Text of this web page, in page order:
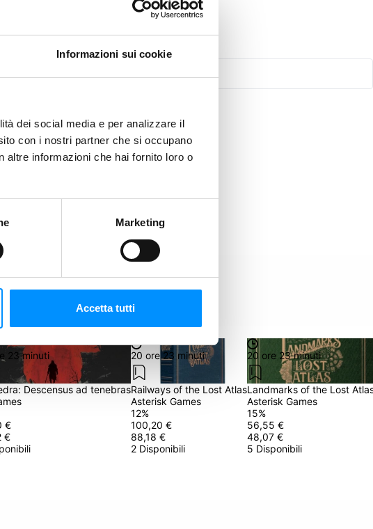
Informazioni sui cookie
dei social media e per analizzare il
con i nostri partner che si occupano
altre informazioni che hai fornito loro o
Marketing
Accetta tutti
23 minuti
Descensus ad tenebras
€
€
20 ore 23 minuti
Railways of the Lost Atlas
Asterisk Games
12%
100,20 €
88,18 €
2 Disponibili
20 ore 23 minuti
Landmarks of the Lost
Asterisk Games
15%
56,55 €
48,07 €
5 Disponibili